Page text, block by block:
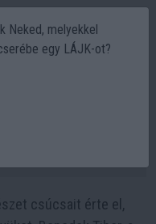
csúcsait érte el,
Neked, melyekkel
egy LÁJK-ot?